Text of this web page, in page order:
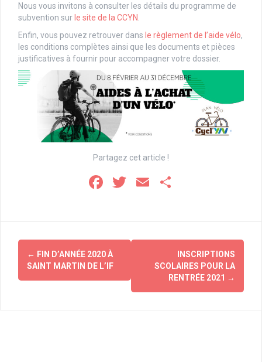
Nous vous invitons à consulter les détails du programme de
subvention surle site de la CCYN
Enfin, vous pouvez retrouver dans le règlement de l’aide vélo,
les conditions complètes ainsi que les documents et pièces
justificatives à fournir pour accompagner votre dossier.
Partagez cet article !
F
b
o
o
T
er
E
g
er
Navigation
d'article
← FIN D’ANNÉE 2020 À
SAINT MARTIN DE L’IF
INSCRIPTIONS
SCOLAIRES POUR LA
RENTRÉE 2021 →